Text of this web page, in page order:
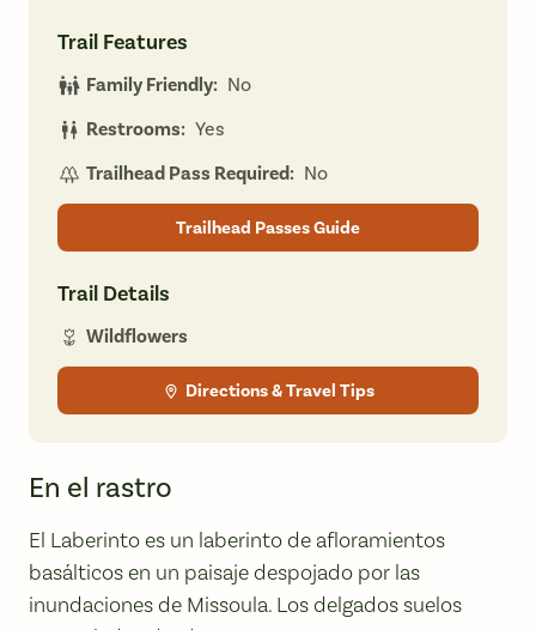
Trail Features
Family Friendly: No
Restrooms: Yes
Trailhead Pass Required: No
Trailhead Passes Guide
Trail Details
Wildflowers
Directions & Travel Tips
En el rastro
El Laberinto es un laberinto de afloramientos
basálticos en un paisaje despojado por las
inundaciones de Missoula. Los delgados suelos